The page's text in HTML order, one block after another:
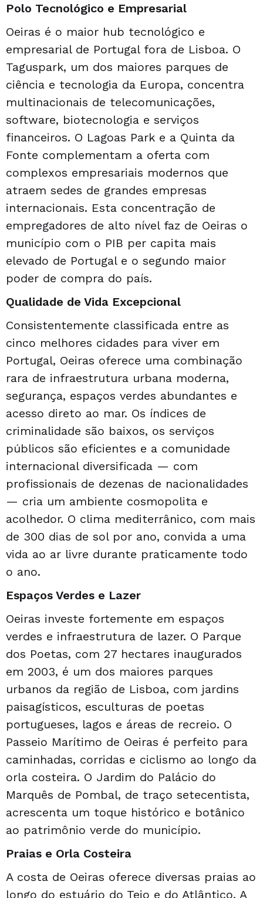
Polo Tecnológico e Empresarial
Oeiras é o maior hub tecnológico e
empresarial de Portugal fora de Lisboa. O
Taguspark, um dos maiores parques de
ciência e tecnologia da Europa, concentra
multinacionais de telecomunicações,
software, biotecnologia e serviços
financeiros. O Lagoas Park e a Quinta da
Fonte complementam a oferta com
complexos empresariais modernos que
atraem sedes de grandes empresas
internacionais. Esta concentração de
empregadores de alto nível faz de Oeiras o
município com o PIB per capita mais
elevado de Portugal e o segundo maior
poder de compra do país.
Qualidade de Vida Excepcional
Consistentemente classificada entre as
cinco melhores cidades para viver em
Portugal, Oeiras oferece uma combinação
rara de infraestrutura urbana moderna,
segurança, espaços verdes abundantes e
acesso direto ao mar. Os índices de
criminalidade são baixos, os serviços
públicos são eficientes e a comunidade
internacional diversificada — com
profissionais de dezenas de nacionalidades
— cria um ambiente cosmopolita e
acolhedor. O clima mediterrânico, com mais
de 300 dias de sol por ano, convida a uma
vida ao ar livre durante praticamente todo
o ano.
Espaços Verdes e Lazer
Oeiras investe fortemente em espaços
verdes e infraestrutura de lazer. O Parque
dos Poetas, com 27 hectares inaugurados
em 2003, é um dos maiores parques
urbanos da região de Lisboa, com jardins
paisagísticos, esculturas de poetas
portugueses, lagos e áreas de recreio. O
Passeio Marítimo de Oeiras é perfeito para
caminhadas, corridas e ciclismo ao longo da
orla costeira. O Jardim do Palácio do
Marquês de Pombal, de traço setecentista,
acrescenta um toque histórico e botânico
ao patrimônio verde do município.
Praias e Orla Costeira
A costa de Oeiras oferece diversas praias ao
longo do estuário do Tejo e do Atlântico. A